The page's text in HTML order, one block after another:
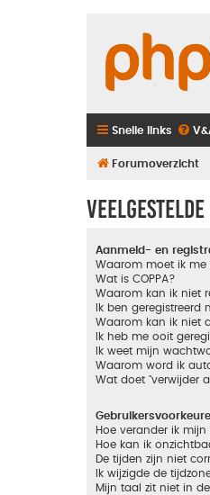
Snelle links
Forumoverzicht
Aanmeld- en
Waarom moet ik me
Wat is COPPA?
Waarom kan ik niet
Ik ben
Waarom kan ik niet
Ik heb me ooit
Ik weet mijn
Waarom word ik
Wat doet "verwijder
Hoe verander ik
Hoe kan ik
De tijden zijn niet
Ik wijzigde de
Mijn taal zit niet in